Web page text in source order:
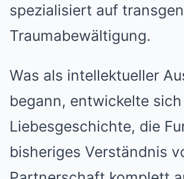
spezialisiert auf
Traumabewältigung.
Was als intellektueller
begann, entwickelte
Liebesgeschichte, die
bisheriges Verständnis